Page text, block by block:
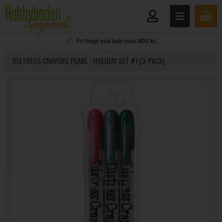
Fri fragt ved køb over 800 kr.
DISTRESS CRAYONS PEARL - HOLIDAY SET #1 (3-PACK)